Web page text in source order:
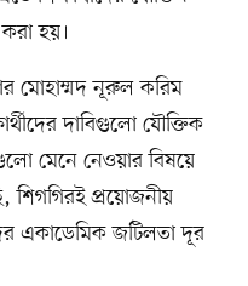
হয়।
মোহাম্মদ নূরুল করিম
দাবিগুলো যৌক্তিক
মেনে নেওয়ার বিষয়ে
শিগগিরই প্রয়োজনীয়
একাডেমিক জটিলতা দূর